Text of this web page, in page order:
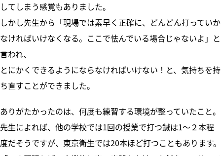
してしまう感覚もありました。
しかし先生から「現場では素早く正確に、どんどん打っていか
なければいけなくなる。ここで怯んでいる場合じゃないよ」と
言われ、
とにかくできるようにならなければいけない！と、気持ちを持
ち直すことができました。
ありがたかったのは、何度も練習する環境が整っていたこと。
先生によれば、他の学校では1回の授業で打つ鍼は1～２本程
度だそうですが、東京衛生では20本ほど打つこともあります。